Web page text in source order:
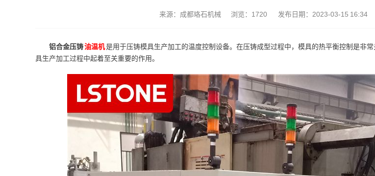
来源：成都珞石机械 浏览：1720 发布日期：2023-03-15 16:34
铝合金压铸油温机是用于压铸模具生产加工的温度控制设备。在压铸成型过程中，模具的热平衡控制是非
具生产加工过程中起着至关重要的作用。